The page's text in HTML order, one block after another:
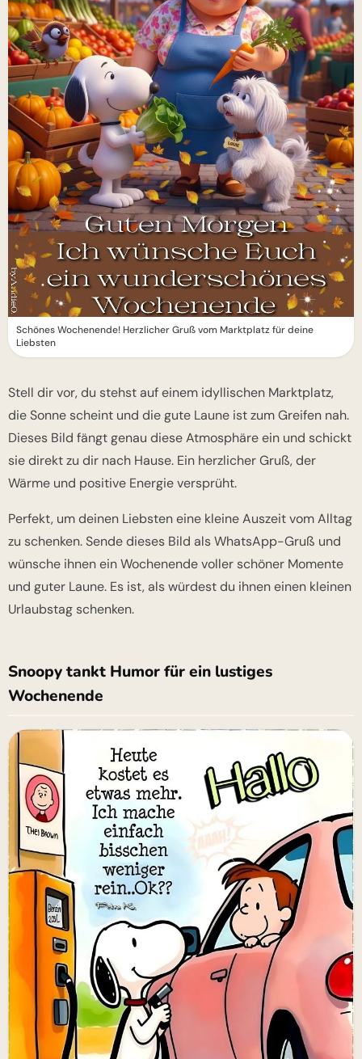
Schönes Wochenende! Herzlicher Gruß vom Marktplatz für deine
Liebsten
Stell dir vor, du stehst auf einem idyllischen Marktplatz,
die Sonne scheint und die gute Laune ist zum Greifen nah.
Dieses Bild fängt genau diese Atmosphäre ein und schickt
sie direkt zu dir nach Hause. Ein herzlicher Gruß, der
Wärme und positive Energie versprüht.
Perfekt, um deinen Liebsten eine kleine Auszeit vom Alltag
zu schenken. Sende dieses Bild als WhatsApp-Gruß und
wünsche ihnen ein Wochenende voller schöner Momente
und guter Laune. Es ist, als würdest du ihnen einen kleinen
Urlaubstag schenken.
Snoopy tankt Humor für ein lustiges
Wochenende